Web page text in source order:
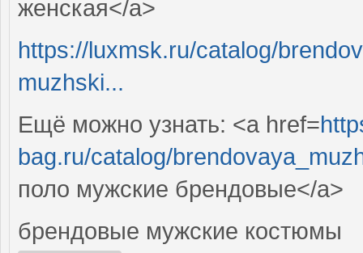
женская</a>
https://luxmsk.ru/catalog/
muzhski...
Ещё можно узнать: <a href=
bag.ru/catalog/
поло мужские брендовые</a>
брендовые мужские костюмы